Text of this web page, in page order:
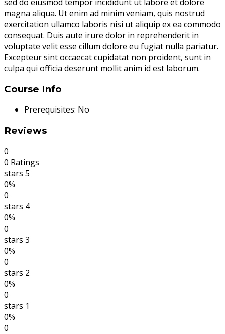
magna aliqua. Ut enim ad minim veniam, quis nostrud
exercitation ullamco laboris nisi ut aliquip ex ea commodo
consequat. Duis aute irure dolor in reprehenderit in
voluptate velit esse cillum dolore eu fugiat nulla pariatur.
Excepteur sint occaecat cupidatat non proident, sunt in
culpa qui officia deserunt mollit anim id est laborum.
Course Info
Prerequisites: No
Reviews
0
0 Ratings
stars 5
0%
0
stars 4
0%
0
stars 3
0%
0
stars 2
0%
0
stars 1
0%
0